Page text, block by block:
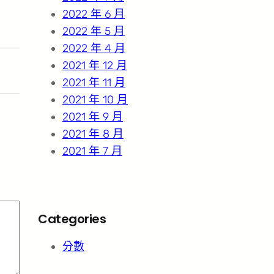
2022 年 6 月
2022 年 5 月
2022 年 4 月
2021 年 12 月
2021 年 11 月
2021 年 10 月
2021 年 9 月
2021 年 8 月
2021 年 7 月
Categories
分數